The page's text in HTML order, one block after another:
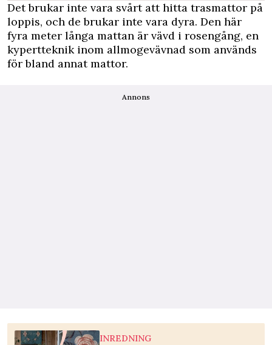
Det brukar inte vara svårt att hitta trasmattor på
loppis, och de brukar inte vara dyra. Den här
fyra meter långa mattan är vävd i rosengång, en
kypertteknik inom allmogevävnad som används
för bland annat mattor.
Annons
INREDNING